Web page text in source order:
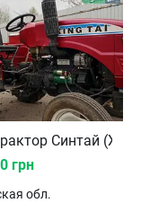
2011
Синтай
грн
обл.